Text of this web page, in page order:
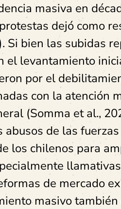
masiva en
dejó como
Si bien las subidas
el levantamiento
por el
con la atención
(Somma et al.,
de las
los chilenos para
de mercado
masivo